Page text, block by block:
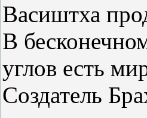
Васиштха
В
углов есть
Создатель